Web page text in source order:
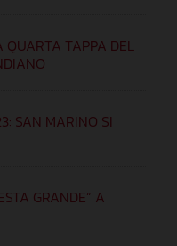
QUARTA TAPPA DEL
SAN MARINO SI
GRANDE” A